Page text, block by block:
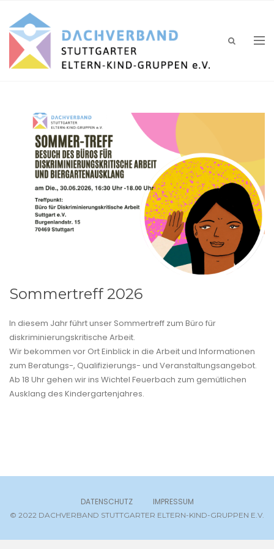
Sommertreff 2026
In diesem Jahr führt unser Sommertreff zum Büro für
diskriminierungskritische Arbeit.
Wir bekommen vor Ort Einblick in die Arbeit und Informationen
zum Beratungs-, Qualifizierungs- und Veranstaltungsangebot.
Ab 18 Uhr gehen wir ins Wichtel Feuerbach zum gemütlichen
Ausklang des Kindergartenjahres.
DATENSCHUTZ IMPRESSUM
© 2022 DACHVERBAND STUTTGARTER ELTERN-KIND-GRUPPEN E.V.